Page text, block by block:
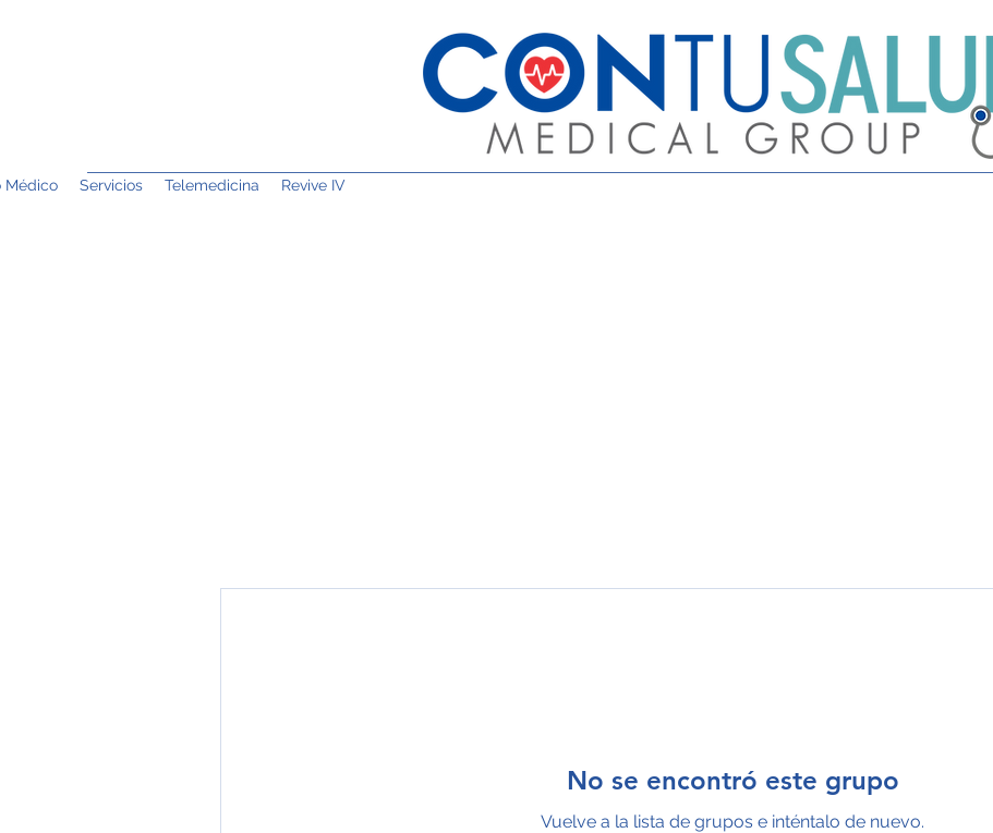
Médico Servicios Telemedicina Revive IV
No se encontró este grupo
Vuelve a la lista de grupos e inténtalo de nuevo.